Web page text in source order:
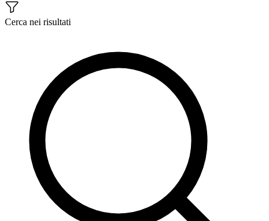
Cerca nei risultati